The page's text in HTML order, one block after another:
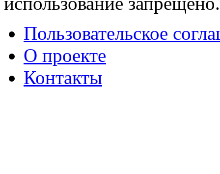
Пользовательское
О проекте
Контакты